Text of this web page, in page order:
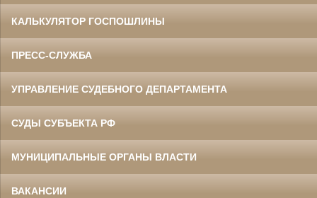
КАЛЬКУЛЯТОР ГОСПОШЛИНЫ
ПРЕСС-СЛУЖБА
УПРАВЛЕНИЕ СУДЕБНОГО ДЕПАРТАМЕНТА
СУДЫ СУБЪЕКТА РФ
МУНИЦИПАЛЬНЫЕ ОРГАНЫ ВЛАСТИ
ВАКАНСИИ